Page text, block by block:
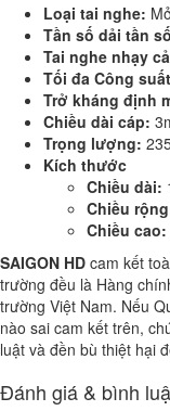
Loại tai nghe:
Tần số dải tần
Tai nghe nhạy
Tối đa Công
Trở kháng định
Chiều dài cáp:
Trọng lượng:
Kích thước
Chiều dài:
Chiều
Chiều cao:
SAIGON HD cam kết
trường đều là Hàng
trường Việt Nam. Nếu
nào sai cam kết trên,
luật và đền bù thiệt hại
Đánh giá & bình